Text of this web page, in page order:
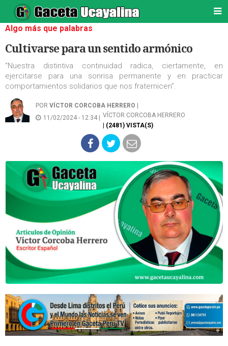
Algo más que palabras
Cultivarse para un sentido armónico
“Nuestra distintiva continuidad radica, ciertamente, en
ejercitarse para una sonrisa permanente y en practicar
comportamientos solidarios que nos fraternicen”.
POR VÍCTOR CORCOBA HERRERO
11/02/2024 - 12:34 |
VÍCTOR CORCOBA HERRERO
| (2481) VISTA(S)